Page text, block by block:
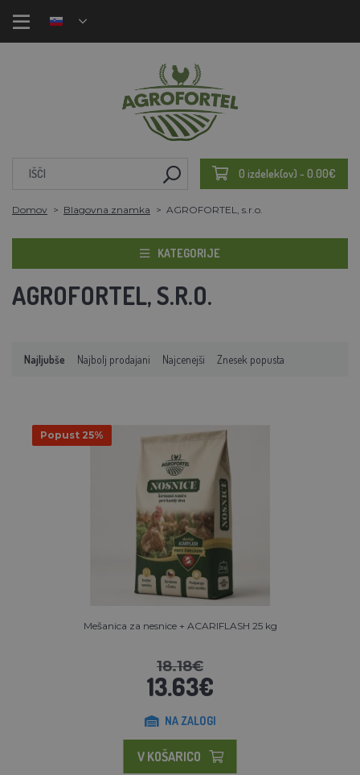
0 izdelek(ov) - 0.00€
Domov Blagovna znamka AGROFORTEL, s.r.o.
KATEGORIJE
AGROFORTEL, S.R.O.
Najljubše Najbolj prodajani Najcenejši Znesek popusta
Popust 25%
Mešanica za nesnice + ACARIFLASH 25 kg
18.18€
13.63€
NA ZALOGI
V KOŠARICO